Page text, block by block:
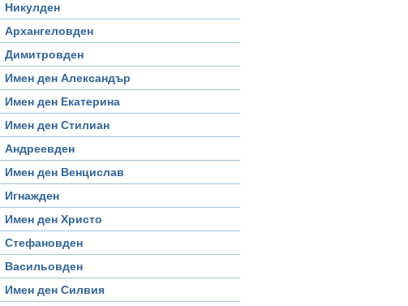
Никулден
Архангеловден
Димитровден
Имен ден Александър
Имен ден Екатерина
Имен ден Стилиан
Андреевден
Имен ден Венцислав
Игнажден
Имен ден Христо
Стефановден
Васильовден
Имен ден Силвия